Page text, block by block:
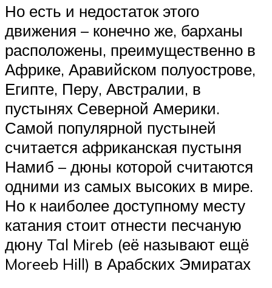
Но есть и недостаток этого
движения – конечно же, барханы
расположены, преимущественно в
Африке, Аравийском полуострове,
Египте, Перу, Австралии, в
пустынях Северной Америки.
Самой популярной пустыней
считается африканская пустыня
Намиб – дюны которой считаются
одними из самых высоких в мире.
Но к наиболее доступному месту
катания стоит отнести песчаную
дюну Tal Mireb (её называют ещё
Moreeb Hill) в Арабских Эмиратах